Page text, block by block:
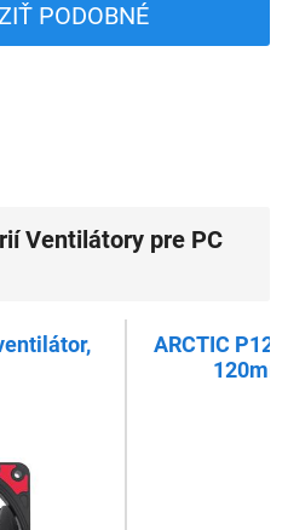
PODOBNÉ
Ventilátory pre PC
ARCTIC P12